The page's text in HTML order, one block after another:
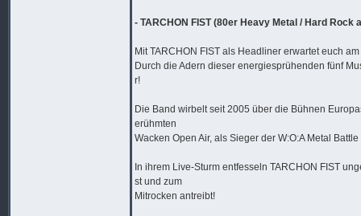
- TARCHON FIST (80er Heavy Metal / Hard
Mit TARCHON FIST als Headliner erwartet euch
Durch die Adern dieser energiesprühenden fünf
r!
Die Band wirbelt seit 2005 über die Bühnen
erühmten
Wacken Open Air, als Sieger der W:O:A Metal Battle
In ihrem Live-Sturm entfesseln TARCHON FIST
st und zum
Mitrocken antreibt!